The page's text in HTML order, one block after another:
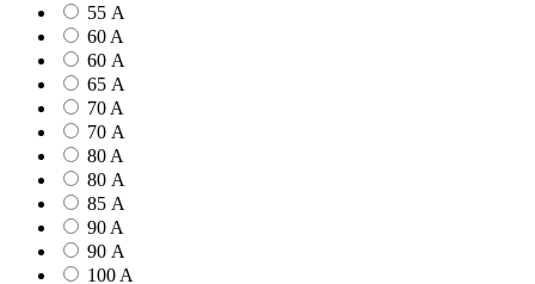
55 А
60 A
60 А
65 А
70 A
70 А
80 A
80 А
85 А
90 A
90 А
100 A